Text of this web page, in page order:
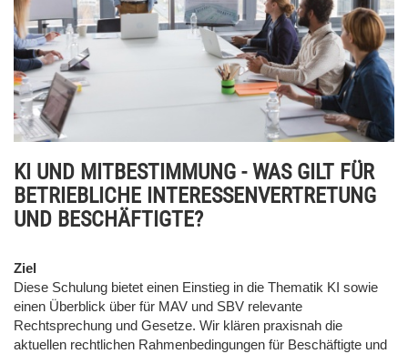
KI UND MITBESTIMMUNG - WAS GILT FÜR
BETRIEBLICHE INTERESSENVERTRETUNG
UND BESCHÄFTIGTE?
Ziel
Diese Schulung bietet einen Einstieg in die Thematik KI sowie
einen Überblick über für MAV und SBV relevante
Rechtsprechung und Gesetze. Wir klären praxisnah die
aktuellen rechtlichen Rahmenbedingungen für Beschäftigte und